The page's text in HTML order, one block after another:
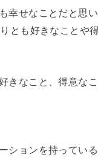
幸せなことだと思
とも好きなことや
きなこと、得意な
ションを持ってい